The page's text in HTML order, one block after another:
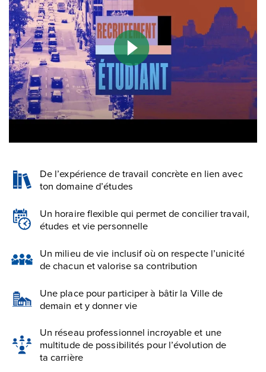
De l’expérience de travail concrète en lien avec
ton domaine d’études
Un horaire flexible qui permet de concilier travail,
études et vie personnelle
Un milieu de vie inclusif où on respecte l’unicité
de chacun et valorise sa contribution
Une place pour participer à bâtir la Ville de
demain et y donner vie
Un réseau professionnel incroyable et une
multitude de possibilités pour l’évolution de
ta carrière